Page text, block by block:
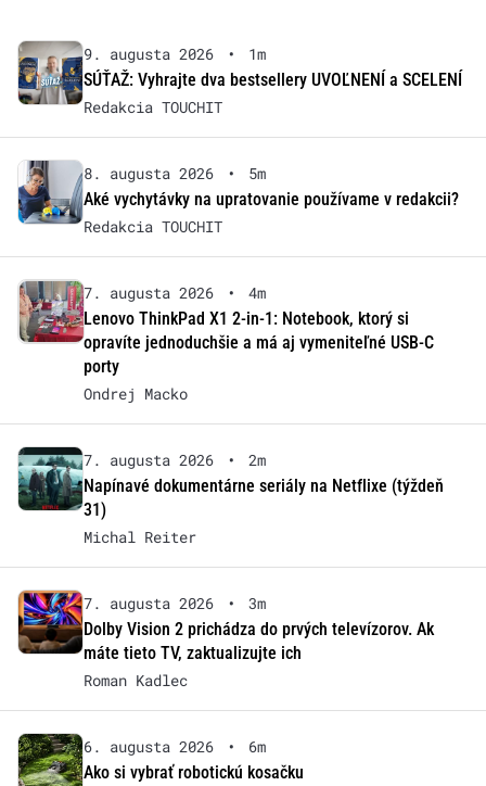
9. augusta 2026 •
1m
SÚŤAŽ: Vyhrajte dva bestsellery UVOĽNENÍ a SCELENÍ
Redakcia TOUCHIT
8. augusta 2026 •
5m
Aké vychytávky na upratovanie používame v redakcii?
Redakcia TOUCHIT
7. augusta 2026 •
4m
Lenovo ThinkPad X1 2-in-1: Notebook, ktorý si
opravíte jednoduchšie a má aj vymeniteľné USB-C
porty
Ondrej Macko
7. augusta 2026 •
2m
Napínavé dokumentárne seriály na Netflixe (týždeň
31)
Michal Reiter
7. augusta 2026 •
3m
Dolby Vision 2 prichádza do prvých televízorov. Ak
máte tieto TV, zaktualizujte ich
Roman Kadlec
6. augusta 2026 •
6m
Ako si vybrať robotickú kosačku